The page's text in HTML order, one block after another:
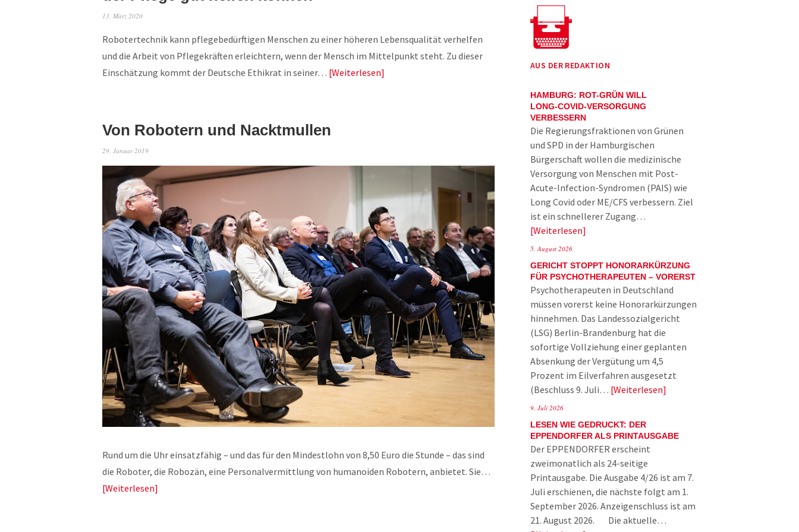
13. März 2020
Robotertechnik kann pflegebedürftigen Menschen zu einer höheren Lebensqualität verhelfen
und die Arbeit von Pflegekräften erleichtern, wenn der Mensch im Mittelpunkt steht. Zu dieser
Einschätzung kommt der Deutsche Ethikrat in seiner… Weiterlesen
Von Robotern und Nacktmullen
29. Januar 2019
Rund um die Uhr einsatzfähig – und das für den Mindestlohn von 8,50 Euro die Stunde – das sind
die Roboter, die Robozän, eine Personalvermittlung von humanoiden Robotern, anbietet. Sie…
Weiterlesen
AUS DER REDAKTION
HAMBURG: ROT-GRÜN WILL
LONG-COVID-VERSORGUNG
VERBESSERN
Die Regierungsfraktionen von Grünen
und SPD in der Hamburgischen
Bürgerschaft wollen die medizinische
Versorgung von Menschen mit Post-
Acute-Infection-Syndromen (PAIS) wie
Long Covid oder ME/CFS verbessern. Ziel
ist ein schnellerer Zugang…
Weiterlesen
5. August 2026
GERICHT STOPPT HONORARKÜRZUNG
FÜR PSYCHOTHERAPEUTEN – VORERST
Psychotherapeuten in Deutschland
müssen vorerst keine Honorarkürzungen
hinnehmen. Das Landessozialgericht
(LSG) Berlin-Brandenburg hat die
sofortige Vollziehung einer geplanten
Absenkung der Vergütung um 4,5
Prozent im Eilverfahren ausgesetzt
(Beschluss 9. Juli… Weiterlesen
9. Juli 2026
LESEN WIE GEDRUCKT: DER
EPPENDORFER ALS PRINTAUSGABE
Der EPPENDORFER erscheint
zweimonatlich als 24-seitige
Printausgabe. Die Ausgabe 4/26 ist am 7.
Juli erschienen, die nächste folgt am 1.
September 2026. Anzeigenschluss ist am
21. August 2026. Die aktuelle…